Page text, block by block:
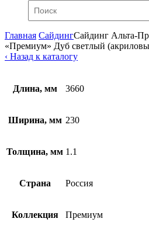
Главная СайдингСайдинг Альта-
«Премиум» Дуб светлый
‹ Назад к каталогу
Длина, мм 3660
Ширина, мм 230
Толщина, мм 1.1
Страна Россия
Коллекция Премиум